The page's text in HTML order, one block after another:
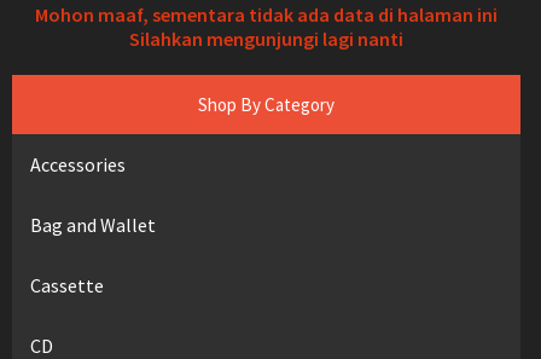
Shop By Category
Accessories
Bag and Wallet
Cassette
CD
Mohon maaf, sementara tidak ada data di halaman ini
Silahkan mengunjungi lagi nanti